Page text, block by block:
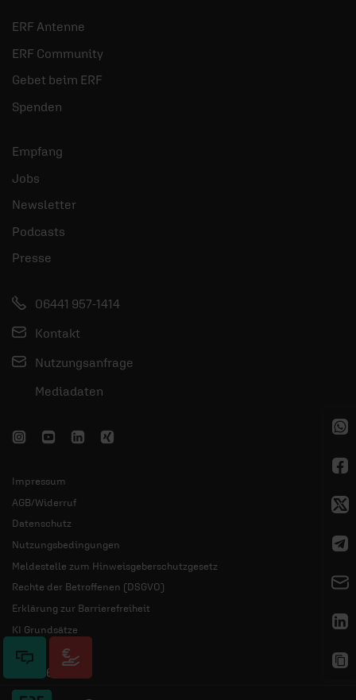
ERF Antenne
ERF Community
Gebet beim ERF
Spenden
Empfang
Jobs
Newsletter
Podcasts
Presse
06441 957-1414
Kontakt
Nutzungsanfrage
Mediadaten
Impressum
AGB/Widerruf
Datenschutz
Nutzungsbedingungen
Meldestelle zum Hinweisgeberschutzgesetz
Rechte der Betroffenen (DSGVO)
Erklärung zur Barrierefreiheit
KI Grundsätze
© 2026 ERF